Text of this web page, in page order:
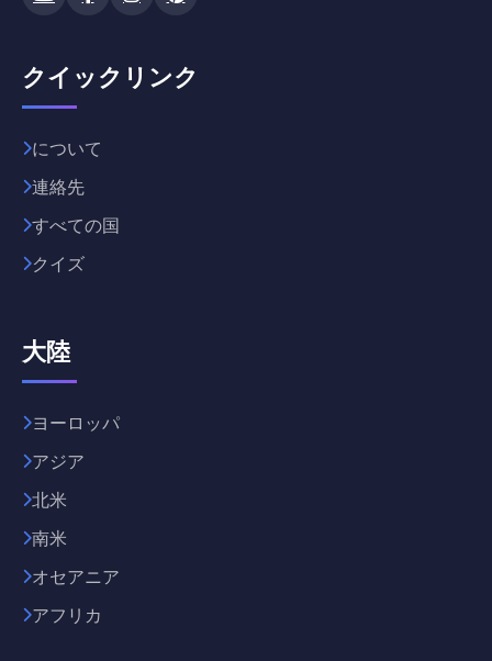
クイックリンク
について
連絡先
すべての国
クイズ
大陸
ヨーロッパ
アジア
北米
南米
オセアニア
アフリカ